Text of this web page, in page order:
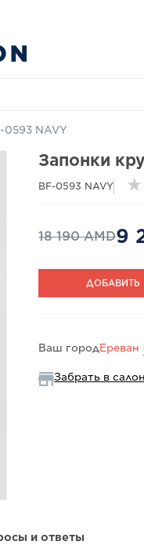
0593 NAVY
Запонки
BF-0593 NAVY ★
18 190 AMD9
ДОБАВИТЬ
Ваш городЕреван
Забрать в
и ответы